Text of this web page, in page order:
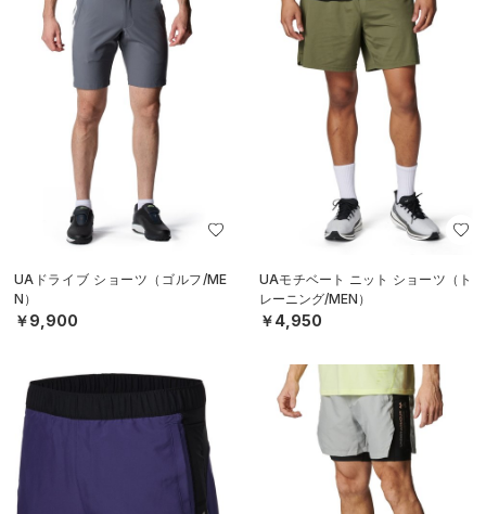
UAドライブ ショーツ（ゴルフ/ME
N）
￥9,900
UAモチベート ニット ショーツ（ト
レーニング/MEN）
￥4,950